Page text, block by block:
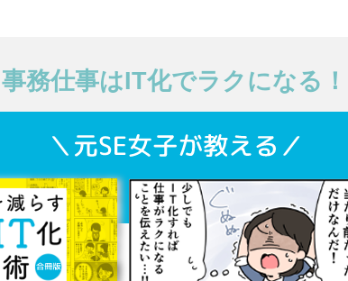
事務仕事はIT化でラクになる！